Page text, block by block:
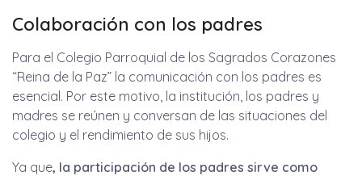
Colaboración con los padres
Para el Colegio Parroquial de los Sagrados Corazones
“Reina de la Paz” la comunicación con los padres es
esencial. Por este motivo, la institución, los padres y
madres se reúnen y conversan de las situaciones del
colegio y el rendimiento de sus hijos.
Ya que, la participación de los padres sirve como